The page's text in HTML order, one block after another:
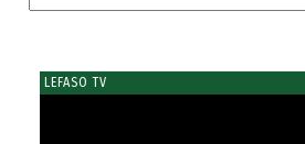
LEFASO TV